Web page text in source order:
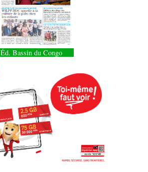
Éd. Bassin du Congo